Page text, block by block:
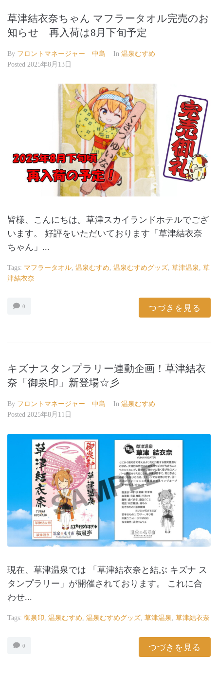
草津結衣奈ちゃん マフラータオル完売のお
知らせ 再入荷は8月下旬予定
By フロントマネージャー 中島 In 温泉むすめ
Posted 2025年8月13日
皆様、こんにちは。草津スカイランドホテルでござ
います。 好評をいただいております「草津結衣奈
ちゃん」...
Tags: マフラータオル 温泉むすめ 温泉むすめグッズ 草津温泉
草
津結衣奈
0 つづきを見る
キズナスタンプラリー連動企画！草津結衣
奈「御泉印」新登場☆彡
By フロントマネージャー 中島 In 温泉むすめ
Posted 2025年8月11日
現在、草津温泉では 「草津結衣奈と結ぶ キズナ ス
タンプラリー」が開催されております。 これに合
わせ...
Tags: 御泉印, 温泉むすめ, 温泉むすめグッズ, 草津温泉, 草津結衣奈
0 つづきを見る